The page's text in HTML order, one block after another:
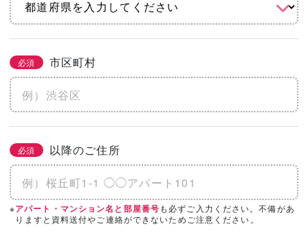
必須 市区町村
必須 以降のご住所
※アパート・マンション名と部屋番号も必ずご入力ください。不備があ
りますと資料送付やご連絡ができないためご注意ください。